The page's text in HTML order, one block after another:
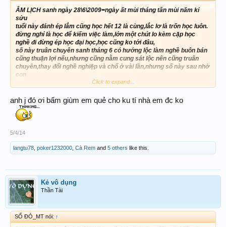
ÂM LỊCH sanh ngày 28\6\2009=ngày ất mùi tháng tân mùi năm kỉ
sửu
tuổi này đánh ép lắm cũng học hết 12 là cùng,lắc lơ là trốn học luôn.
đừng nghỉ là học để kiếm việc làm,lớn một chút lo kèm cặp học
nghề đi đừng ép học đại học,học cũng ko tới đâu,
số này truân chuyên sanh tháng 6 có hướng lộc làm nghề buôn bán
cũng thuận lợi nếu,nhưng cũng nằm cung sát lộc nên cũng truân
chuyên,thay đổi nghề nghiệp và chổ ở vài lần,nhưng số này sau nhờ
con
Click to expand...
anh j đó ơi bấm giùm em quẻ cho ku tí nhà em đc ko
5/4/14
langtu78 poker1232000 Cà Rem and 5 others like this.
Kẻ vô dụng
Thần Tài
SỐ ĐỎ_MT nói: ↑